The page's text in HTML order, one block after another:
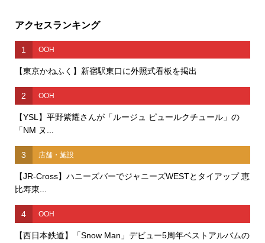
アクセスランキング
1 OOH
【東京かねふく】新宿駅東口に外照式看板を掲出
2 OOH
【YSL】平野紫耀さんが「ルージュ ピュールクチュール」の
「NM ヌ...
3 店舗・施設
【JR-Cross】ハニーズバーでジャニーズWESTとタイアップ 恵
比寿東...
4 OOH
【西日本鉄道】「Snow Man」デビュー5周年ベストアルバムの